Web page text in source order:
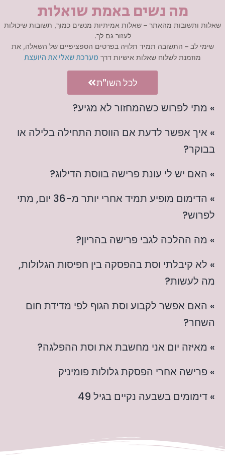
» מתי לפרוש כשהמחזור לא מגיע?
» איך אפשר לדעת אם הווסת התחילה בלילה או
בבוקר?
» האם יש לי עונת פרישה בווסת הדילוג?
» הדימום מופיע תמיד אחרי יותר מ-36 יום, מתי
לפרוש?
» מה ההלכה לגבי פרישה בהריון?
» לא קיבלתי וסת בהפסקה בין חפיסות הגלולות,
מה לעשות?
» האם אפשר לקבוע וסת הגוף לפי מדידת חום
השחר?
» מאיזה יום אני מחשבת את וסת ההפלגה?
» פרישה אחרי הפסקת גלולות פומיניק
» דימומים בשבעה נקיים בגיל 49
מה נשים באמת שואלות
שאלות ותשובות מהאתר – שאלות אמיתיות מנשים כמוך, תשובות שיכולות
לעזור גם לך.
שימי לב – התשובה תמיד תלויה בפרטים הספציפיים של השאלה, את
מוזמנת לשלוח שאלות אישיות דרך מערכת שאלי את היועצת
לכל השו"ת